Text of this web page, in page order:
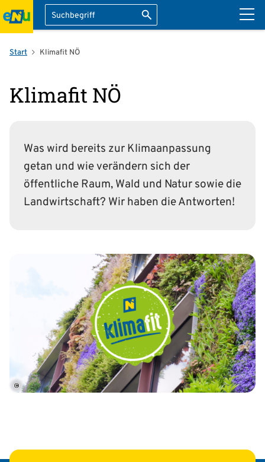
Suche Suche starten
überspringen
Start Klimafit NÖ
Klimafit NÖ
Was wird bereits zur Klimaanpassung
getan und wie verändern sich der
öffentliche Raum, Wald und Natur sowie die
Landwirtschaft? Wir haben die Antworten!
©